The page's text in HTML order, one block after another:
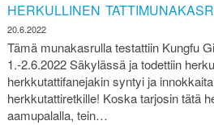
HERKULLINEN
20.6.2022
Tämä munakasrulla testattiin Kungfu
1.-2.6.2022 Säkylässä ja todettiin
herkkutattifanejakin syntyi ja
herkkutattiretkille! Koska tarjosin tätä
aamupalalla, tein…